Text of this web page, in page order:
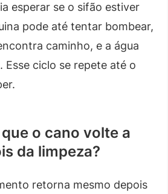
esperar se o sifão estiver
pode até tentar bombear,
caminho, e a água
Esse ciclo se repete até o
o cano volte a
da limpeza?
retorna mesmo depois